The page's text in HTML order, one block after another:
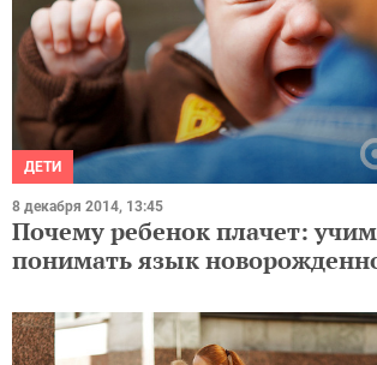
ДЕТИ
Почему ребенок плачет:
понимать язык